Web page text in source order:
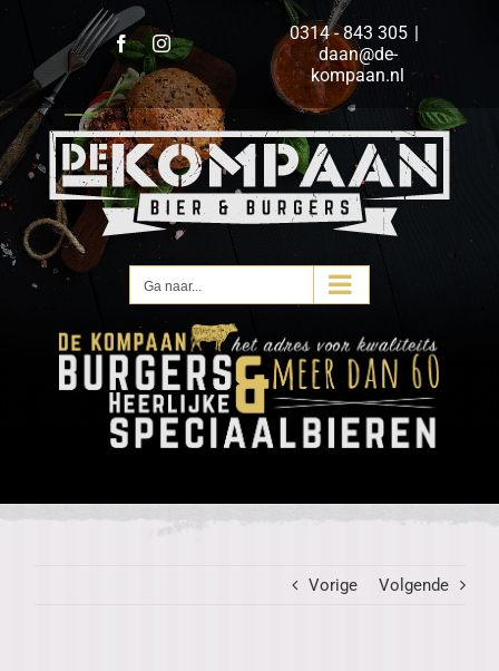
Ga
inhoud
FacebookInstagram 0314 - 843 305 |
daan@de-
kompaan.nl
Ga naar...
Vorige Volgende